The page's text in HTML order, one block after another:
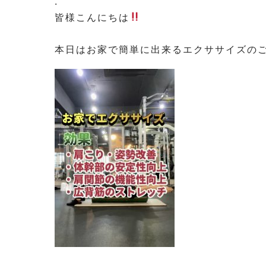
皆様こんにちは
本日はお家で簡単に出来るエクササイズの